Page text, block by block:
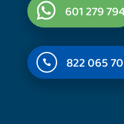
601 279
 822 065